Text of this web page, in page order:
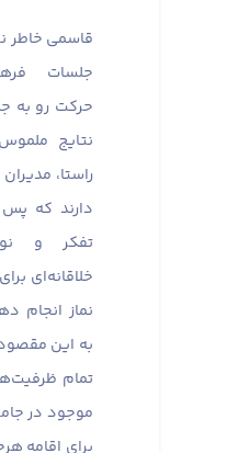
قاسمی خاطر
جلسات
حرکت رو به
نتایج
راستا،
دارند که
تفکر و
خلاقانه‌ای
نماز انجام
به این
تمام
موجود در
برای اقامه